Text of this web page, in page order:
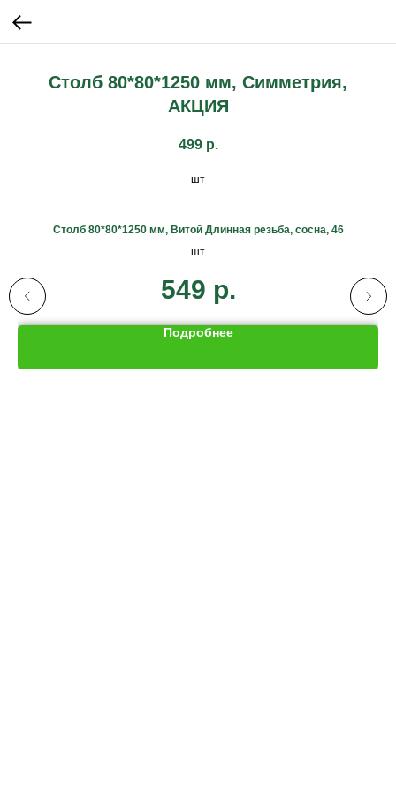
Столб 80*80*1250 мм, Симметрия,
АКЦИЯ
499 р.
шт
Столб 80*80*1250 мм, Витой Длинная резьба, сосна, 46
шт
549 р.
Подробнее